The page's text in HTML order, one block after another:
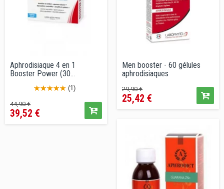
Aphrodisiaque 4 en 1
Booster Power (30
(1)
Prix
de
44,90 €Prix
39,52 €
Men booster - 60 gélules
aphrodisiaques
Prix
de
29,90 €Prix
25,42 €